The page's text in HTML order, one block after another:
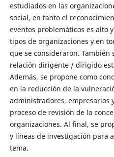
estudiados en las
social, en tanto el
eventos problemáticos es alto
tipos de organizaciones y en
que se consideraron. También
relación dirigente / dirigido
Además, se propone como
en la reducción de la
administradores, empresarios
proceso de revisión de la
organizaciones. Al final, se
y líneas de investigación para
tema.